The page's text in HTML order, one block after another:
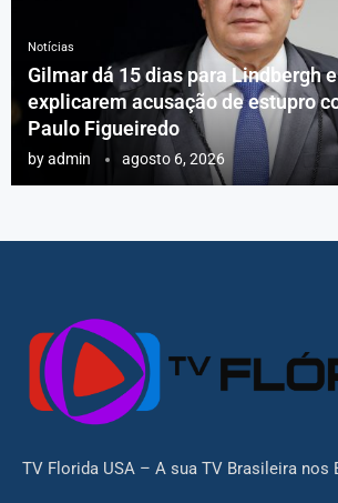
Notícias
Gilmar dá 15 dias para Lindbergh
explicarem acusação de estupro
Paulo Figueiredo
byadmin agosto 6, 2026
TV Florida USA – A sua TV Brasileira nos